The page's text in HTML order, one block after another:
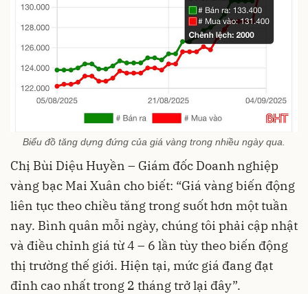
Biểu đồ tăng dựng đứng của giá vàng trong nhiều ngày qua.
Chị Bùi Diệu Huyền – Giám đốc Doanh nghiệp
vàng bạc Mai Xuân cho biết: “Giá vàng biến động
liên tục theo chiều tăng trong suốt hơn một tuần
nay. Bình quân mỗi ngày, chúng tôi phải cập nhật
và điều chỉnh giá từ 4 – 6 lần tùy theo biến động
thị trường thế giới. Hiện tại, mức giá đang đạt
đỉnh cao nhất trong 2 tháng trở lại đây”.